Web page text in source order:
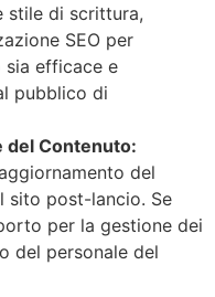
stile di scrittura,
SEO per
sia efficace e
pubblico di
del Contenuto:
del
sito post-lancio. Se
per la gestione dei
del personale del